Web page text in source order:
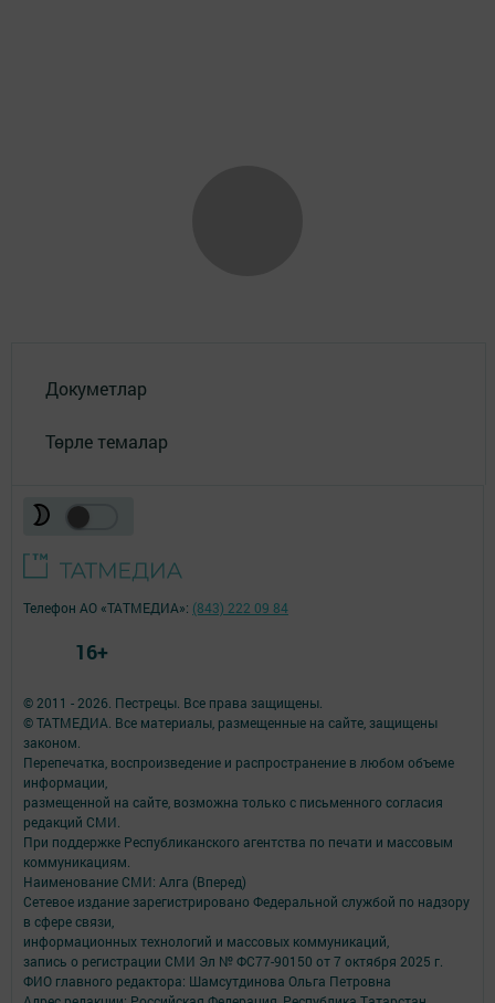
Докуметлар
Төрле темалар
© 2011 - 2026. Пестрецы. Все права защищены.
© ТАТМЕДИА. Все материалы, размещенные на сайте, защищены
законом.
Перепечатка, воспроизведение и распространение в любом объеме
информации,
размещенной на сайте, возможна только с письменного согласия
редакций СМИ.
При поддержке Республиканского агентства по печати и массовым
коммуникациям.
Наименование СМИ: Алга (Вперед)
Сетевое издание зарегистрировано Федеральной службой по надзору
в сфере связи,
информационных технологий и массовых коммуникаций,
запись о регистрации СМИ Эл № ФС77-90150 от 7 октября 2025 г.
ФИО главного редактора: Шамсутдинова Ольга Петровна
Телефон АО «ТАТМЕДИА»: (843) 222 09 84
16+